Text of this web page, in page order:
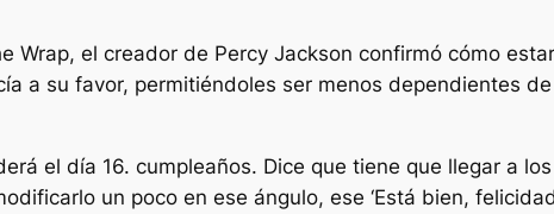
Wrap, el creador de Percy Jackson confirmó cómo
a su favor, permitiéndoles ser menos dependientes
el día 16. cumpleaños. Dice que tiene que llegar a los
un poco en ese ángulo, ese ‘Está bien,